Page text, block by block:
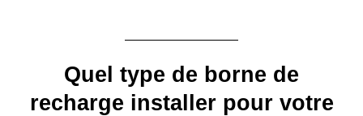
Quel type de borne de
recharge installer pour votre